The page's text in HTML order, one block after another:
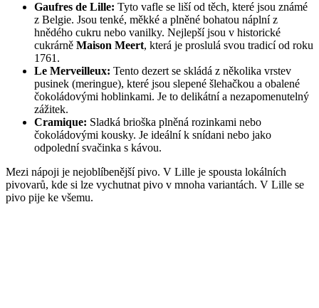
Gaufres de Lille: Tyto vafle se liší od těch, které jsou známé
z Belgie. Jsou tenké, měkké a plněné bohatou náplní z
hnědého cukru nebo vanilky. Nejlepší jsou v historické
cukrárně Maison Meert, která je proslulá svou tradicí od roku
1761.
Le Merveilleux: Tento dezert se skládá z několika vrstev
pusinek (meringue), které jsou slepené šlehačkou a obalené
čokoládovými hoblinkami. Je to delikátní a nezapomenutelný
zážitek.
Cramique: Sladká brioška plněná rozinkami nebo
čokoládovými kousky. Je ideální k snídani nebo jako
odpolední svačinka s kávou.
Mezi nápoji je nejoblíbenější pivo. V Lille je spousta lokálních
pivovarů, kde si lze vychutnat pivo v mnoha variantách. V Lille se
pivo pije ke všemu.